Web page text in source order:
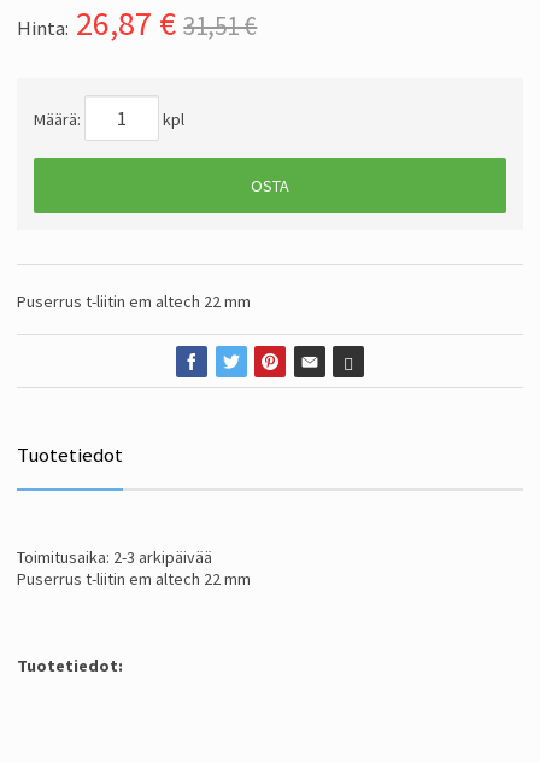
Hinta: 26,87 € 31,51 €
Määrä: kpl
OSTA
Puserrus t-liitin em altech 22 mm
Tuotetiedot
Toimitusaika: 2-3 arkipäivää
Puserrus t-liitin em altech 22 mm
Tuotetiedot: